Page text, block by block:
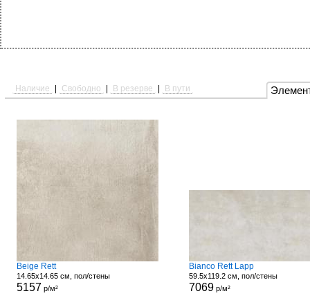
Наличие Свободно В резерве В пути
Beige Rett
14.65x14.65 см, пол/стены
5157 р/м²
Bianco Rett Lapp
59.5x119.2 см, пол/стены
7069р/м²